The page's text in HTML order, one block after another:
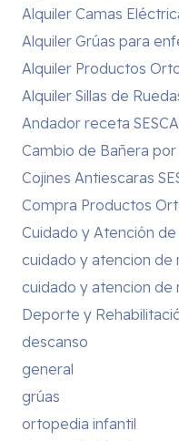
Alquiler Camas
Alquiler Grúas para
Alquiler Productos
Alquiler Sillas de
Andador receta
Cambio de Bañera por
Cojines Antiescaras
Compra Productos
Cuidado y Atención
cuidado y atencion de
cuidado y atencion de
Deporte y
descanso
general
grúas
ortopedia infantil